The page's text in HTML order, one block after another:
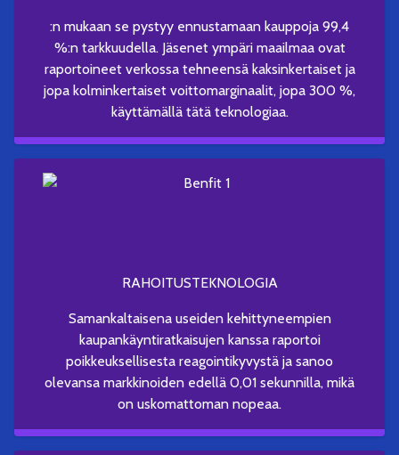
:n mukaan se pystyy ennustamaan kauppoja 99,4
%:n tarkkuudella. Jäsenet ympäri maailmaa ovat
raportoineet verkossa tehneensä kaksinkertaiset ja
jopa kolminkertaiset voittomarginaalit, jopa 300 %,
käyttämällä tätä teknologiaa.
RAHOITUSTEKNOLOGIA
Samankaltaisena useiden kehittyneempien
kaupankäyntiratkaisujen kanssa raportoi
poikkeuksellisesta reagointikyvystä ja sanoo
olevansa markkinoiden edellä 0,01 sekunnilla, mikä
on uskomattoman nopeaa.